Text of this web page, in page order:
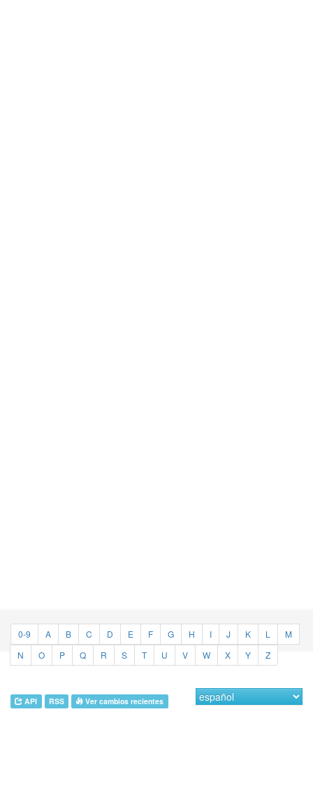
0-9 A B C D E F G H I J K L
M
N
O P Q R S T U V W X Y Z
API RSS Ver cambios recientes